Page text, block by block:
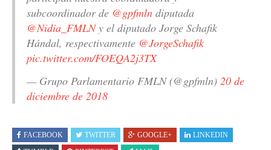
subcoordinador de @gpfmln diputada
@Nidia_FMLNy el diputado Jorge Schafik
Hándal, respectivamente @JorgeSchafik
pic.twitter.com/FOEQA2j3TX
— Grupo Parlamentario FMLN (@gpfmln) 20 de
diciembre de 2018
FACEBOOK TWITTER GOOGLE+
LINKEDIN